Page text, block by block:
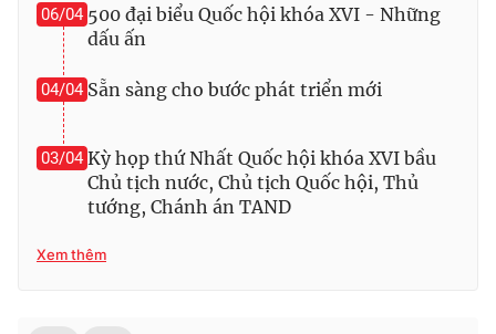
Ðiện thoại Thời báo VTV:024.66 897 897
Email: toasoan@vtv.vn
Liên hệ quảng cáo:
06/04 500 đại biểu Quốc hội khóa XVI - Những
dấu ấn
04/04 Sẵn sàng cho bước phát triển mới
03/04 Kỳ họp thứ Nhất Quốc hội khóa XVI bầu
Chủ tịch nước, Chủ tịch Quốc hội, Thủ
tướng, Chánh án TAND
Xem thêm